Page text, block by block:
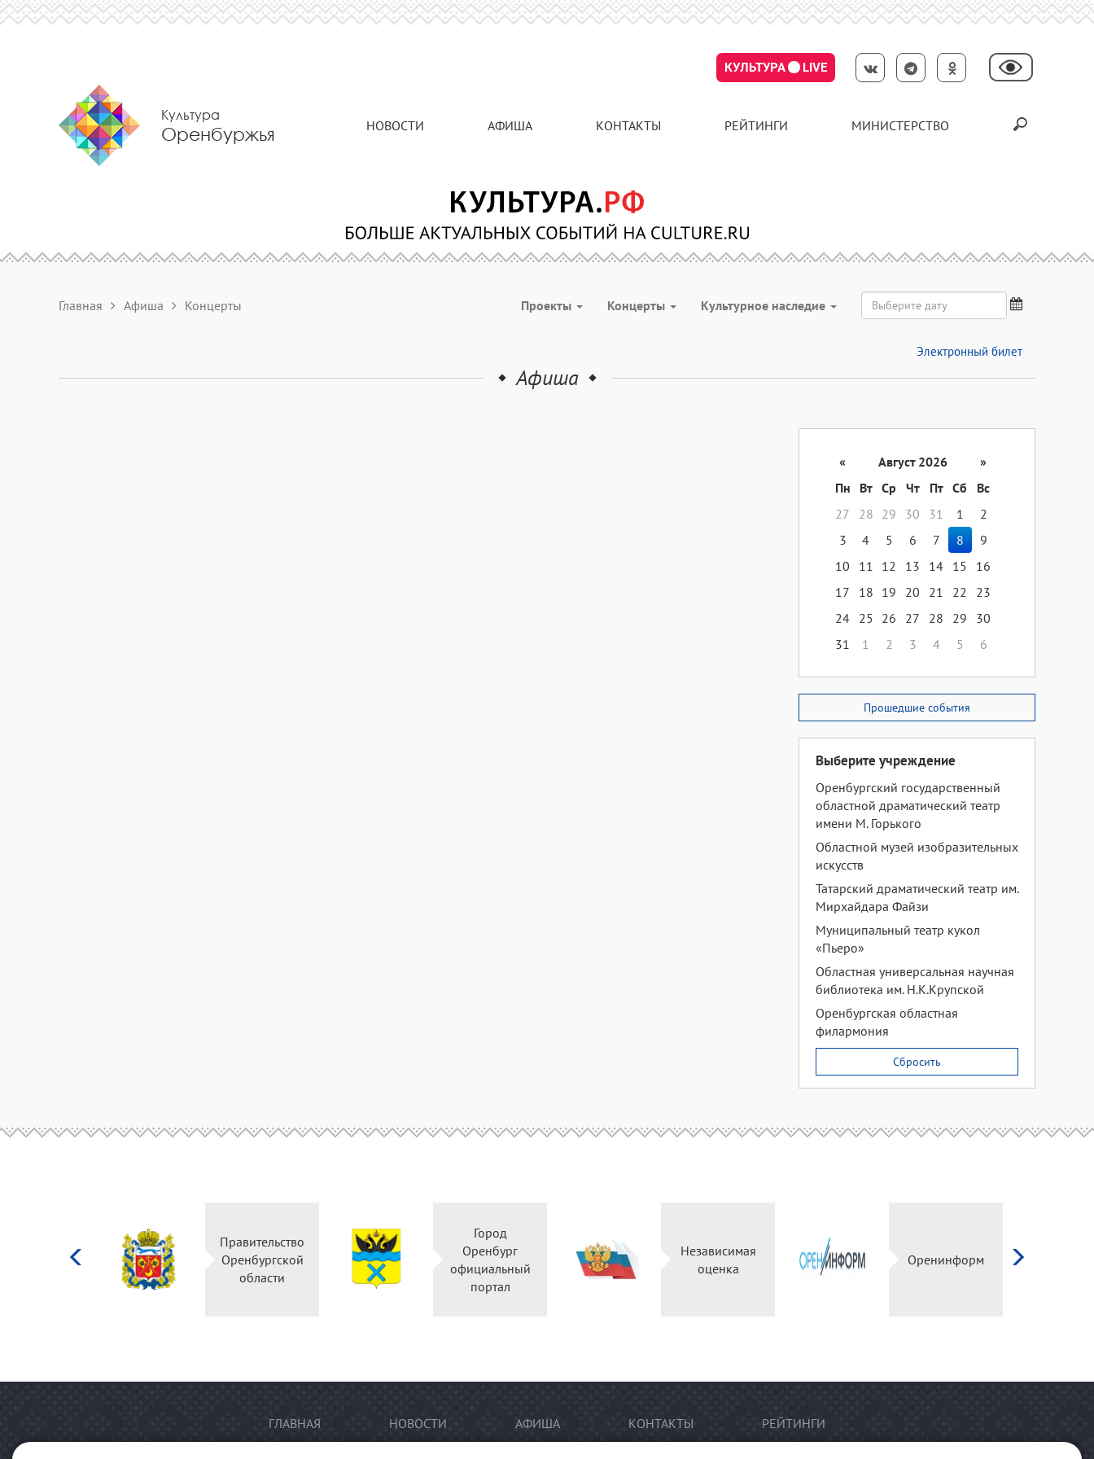
КУЛЬТУРА LIVE
Культура
Оренбуржья НОВОСТИ АФИША КОНТАКТЫ РЕЙТИНГИ МИНИСТЕРСТВО
Главная Афиша Концерты Проекты Концерты Культурное наследие
Электронный билет
Афиша
« Август 2026
»
Пн
Вт Ср Чт Пт Сб
Вс
27
28 29 30 31 1
2
3
4 5 6 7 8
9
10
11 12 13 14 15
16
17
18 19 20 21 22
23
24 25 26 27 28 29
30
31
1 2 3 4 5 6
Прошедшие события
Выберите учреждение
Оренбургский государственный
областной драматический театр
имени М. Горького
Областной музей изобразительных
искусств
Татарский драматический театр им.
Мирхайдара Файзи
Муниципальный театр кукол
«Пьеро»
Областная универсальная научная
библиотека им. Н.К.Крупской
Оренбургская областная
филармония
Сбросить
Правительство
Оренбургской
области
Город
Оренбург
официальный
портал
Независимая
оценка
Оренинформ
ГЛАВНАЯ НОВОСТИ АФИША КОНТАКТЫ РЕЙТИНГИ